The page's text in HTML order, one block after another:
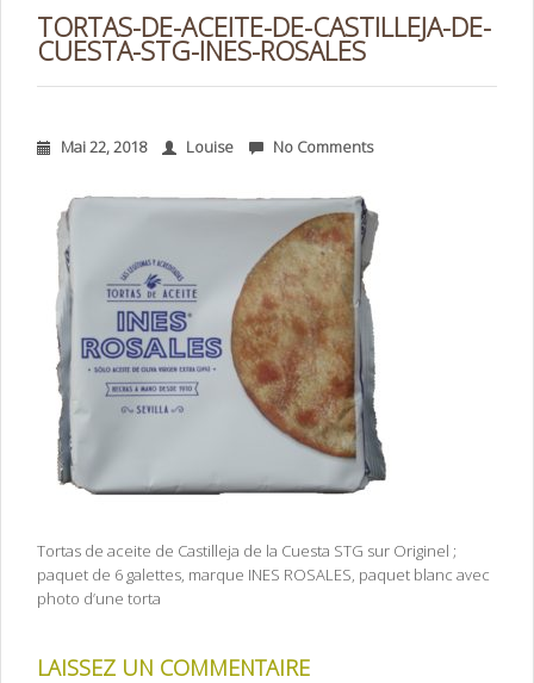
TORTAS-DE-ACEITE-DE-CASTILLEJA-DE-
CUESTA-STG-INES-ROSALES
Mai 22, 2018 Louise No Comments
Tortas de aceite de Castilleja de la Cuesta STG sur Originel ;
paquet de 6 galettes, marque INES ROSALES, paquet blanc avec
photo d’une torta
LAISSEZ UN COMMENTAIRE